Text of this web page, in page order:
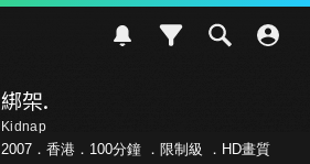
綁架.
Kidnap
2007．香港．100分鐘 ． 限制級 ．HD畫質